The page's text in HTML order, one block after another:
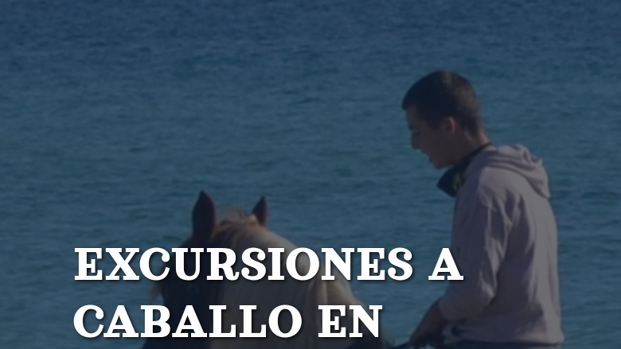
EXCURSIONES A
CABALLO EN